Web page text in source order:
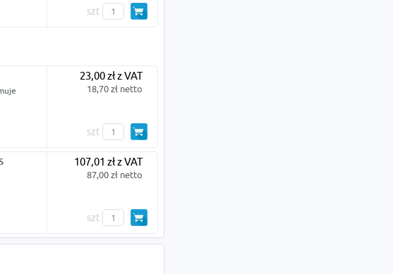
szt
23,00 zł z VAT
18,70 zł netto
szt
107,01 zł z VAT
87,00 zł netto
szt